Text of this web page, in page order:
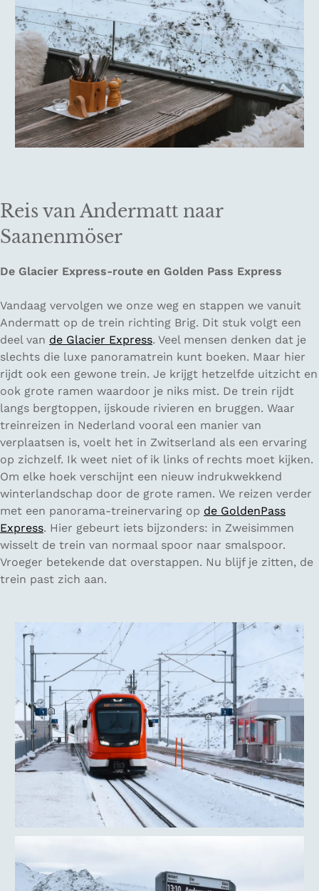
Reis van Andermatt naar
Saanenmöser
De Glacier Express-route en Golden Pass Express
Vandaag vervolgen we onze weg en stappen we vanuit
Andermatt op de trein richting Brig. Dit stuk volgt een
deel van de Glacier Express. Veel mensen denken dat je
slechts die luxe panoramatrein kunt boeken. Maar hier
rijdt ook een gewone trein. Je krijgt hetzelfde uitzicht en
ook grote ramen waardoor je niks mist. De trein rijdt
langs bergtoppen, ijskoude rivieren en bruggen. Waar
treinreizen in Nederland vooral een manier van
verplaatsen is, voelt het in Zwitserland als een ervaring
op zichzelf. Ik weet niet of ik links of rechts moet kijken.
Om elke hoek verschijnt een nieuw indrukwekkend
winterlandschap door de grote ramen. We reizen verder
met een panorama-treinervaring op de GoldenPass
Express. Hier gebeurt iets bijzonders: in Zweisimmen
wisselt de trein van normaal spoor naar smalspoor.
Vroeger betekende dat overstappen. Nu blijf je zitten, de
trein past zich aan.